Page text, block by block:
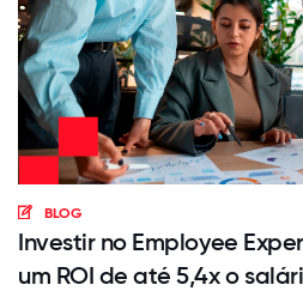
BLOG
Investir no Employee
um ROI de até 5,4x o